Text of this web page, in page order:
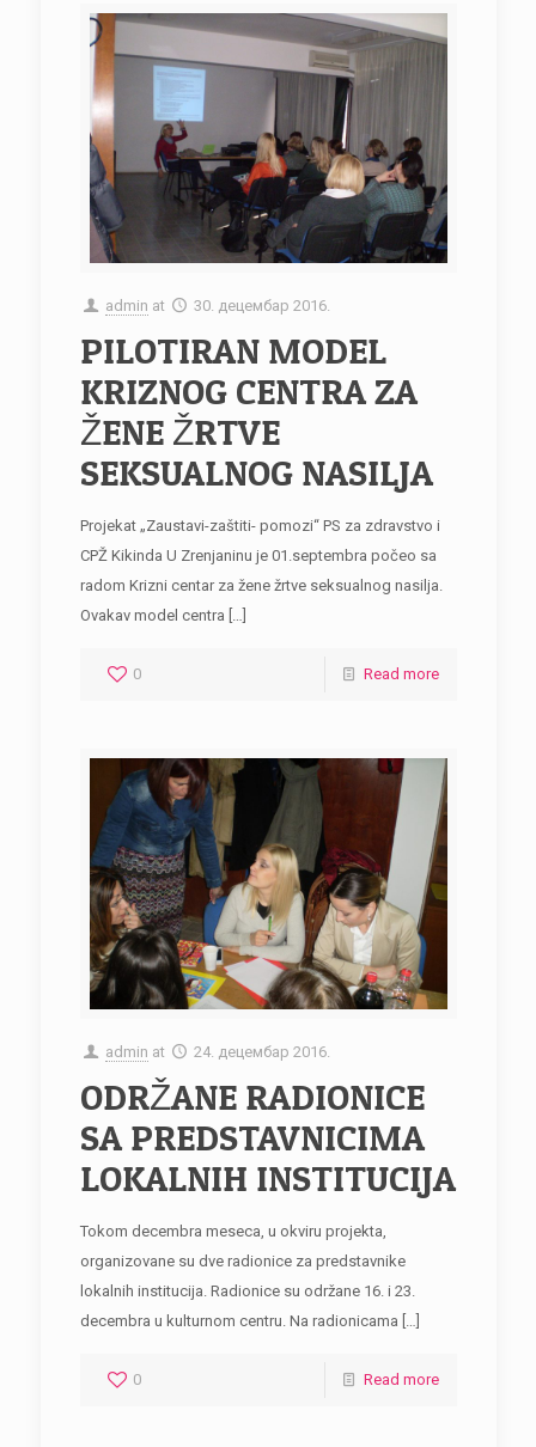
admin at 30. децембар 2016.
PILOTIRAN MODEL
KRIZNOG CENTRA ZA
ŽENE ŽRTVE
SEKSUALNOG NASILJA
Projekat „Zaustavi-zaštiti- pomozi“ PS za zdravstvo i
CPŽ Kikinda U Zrenjaninu je 01.septembra počeo sa
radom Krizni centar za žene žrtve seksualnog nasilja.
Ovakav model centra […]
0 Read more
admin at 24. децембар 2016.
ODRŽANE RADIONICE
SA PREDSTAVNICIMA
LOKALNIH INSTITUCIJA
Tokom decembra meseca, u okviru projekta,
organizovane su dve radionice za predstavnike
lokalnih institucija. Radionice su održane 16. i 23.
decembra u kulturnom centru. Na radionicama […]
0 Read more